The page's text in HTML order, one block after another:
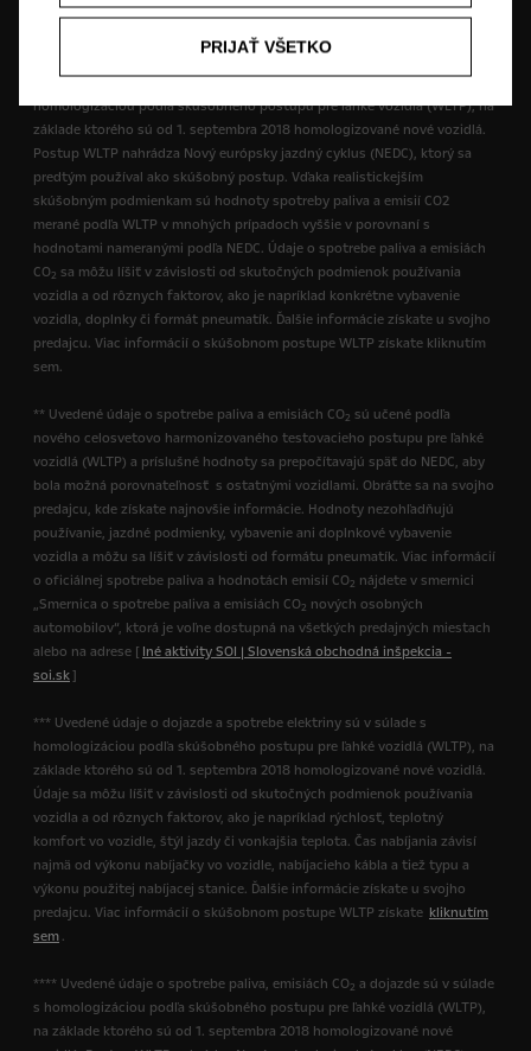
informácie o vybavení našich vozidiel, obráťte sa na miestneho partnera
* Uvedené údaje o spotrebe paliva a emisiách CO sú v súlade s
homologizáciou podľa skúšobného postupu pre ľahké vozidlá (WLTP), na
základe ktorého sú od 1. septembra 2018 homologizované nové vozidlá.
Postup WLTP nahrádza Nový európsky jazdný cyklus (NEDC), ktorý sa
predtým používal ako skúšobný postup. Vďaka realistickejším
skúšobným podmienkam sú hodnoty spotreby paliva a emisií CO2
merané podľa WLTP v mnohých prípadoch vyššie v porovnaní s
hodnotami nameranými podľa NEDC. Údaje o spotrebe paliva a emisiách
CO2 sa môžu líšiť v závislosti od skutočných podmienok používania
vozidla a od rôznych faktorov, ako je napríklad konkrétne vybavenie
vozidla, doplnky či formát pneumatík. Ďalšie informácie získate u svojho
predajcu. Viac informácií o skúšobnom postupe WLTP získate kliknutím
sem.
** Uvedené údaje o spotrebe paliva a emisiách CO2 sú učené podľa
nového celosvetovo harmonizovaného testovacieho postupu pre ľahké
vozidlá (WLTP) a príslušné hodnoty sa prepočítavajú späť do NEDC, aby
bola možná porovnateľnosť s ostatnými vozidlami. Obráťte sa na svojho
predajcu, kde získate najnovšie informácie. Hodnoty nezohľadňujú
používanie, jazdné podmienky, vybavenie ani doplnkové vybavenie
vozidla a môžu sa líšiť v závislosti od formátu pneumatík. Viac informácií
o oficiálnej spotrebe paliva a hodnotách emisií CO2 nájdete v smernici
„Smernica o spotrebe paliva a emisiách CO2 nových osobných
automobilov“, ktorá je voľne dostupná na všetkých predajných miestach
alebo na adrese [ Iné aktivity SOI | Slovenská obchodná inšpekcia -
soi.sk]
*** Uvedené údaje o dojazde a spotrebe elektriny sú v súlade s
homologizáciou podľa skúšobného postupu pre ľahké vozidlá (WLTP), na
základe ktorého sú od 1. septembra 2018 homologizované nové vozidlá.
Údaje sa môžu líšiť v závislosti od skutočných podmienok používania
vozidla a od rôznych faktorov, ako je napríklad rýchlosť, teplotný
komfort vo vozidle, štýl jazdy či vonkajšia teplota. Čas nabíjania závisí
najmä od výkonu nabíjačky vo vozidle, nabíjacieho kábla a tiež typu a
výkonu použitej nabíjacej stanice. Ďalšie informácie získate u svojho
predajcu. Viac informácií o skúšobnom postupe WLTP získate kliknutím
sem .
**** Uvedené údaje o spotrebe paliva, emisiách CO2 a dojazde sú v súlade
s homologizáciou podľa skúšobného postupu pre ľahké vozidlá (WLTP),
na základe ktorého sú od 1. septembra 2018 homologizované nové
PRIJAŤ VŠETKO